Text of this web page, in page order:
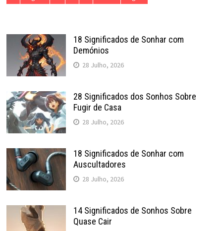
18 Significados de Sonhar com
Demónios
28 Julho, 2026
28 Significados dos Sonhos Sobre
Fugir de Casa
28 Julho, 2026
18 Significados de Sonhar com
Auscultadores
28 Julho, 2026
14 Significados de Sonhos Sobre
Quase Cair